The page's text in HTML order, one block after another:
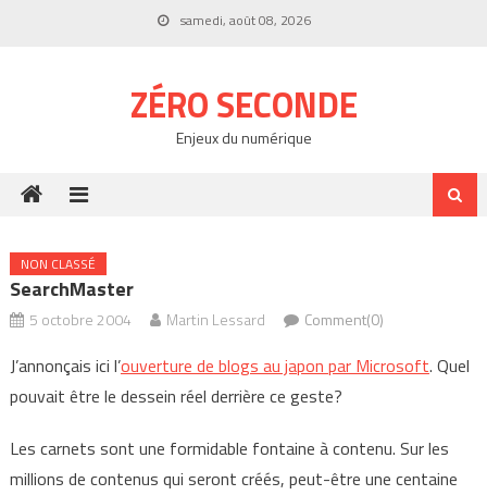
samedi, août 08, 2026
ZÉRO SECONDE
Enjeux du numérique
NON CLASSÉ
SearchMaster
5 octobre 2004 Martin Lessard Comment(0)
J’annonçais ici l’ouverture de blogs au japon par Microsoft. Quel
pouvait être le dessein réel derrière ce geste?
Les carnets sont une formidable fontaine à contenu. Sur les
millions de contenus qui seront créés, peut-être une centaine